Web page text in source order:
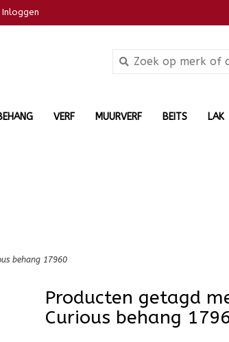
Inloggen
VERF MUURVERF BEITS LAK
behang 17960
Producten getagd
Curious behang